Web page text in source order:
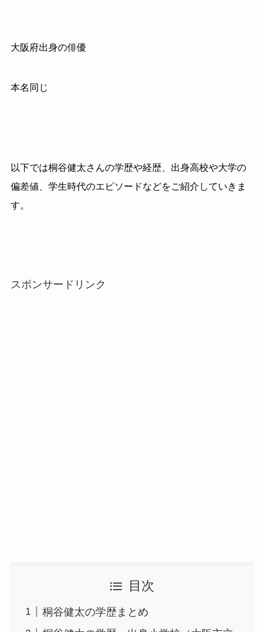
大阪府出身の俳優
本名同じ
以下では桐谷健太さんの学歴や経歴、出身高校や大学の
偏差値、学生時代のエピソードなどをご紹介していきま
す。
スポンサードリンク
目次
桐谷健太の学歴まとめ